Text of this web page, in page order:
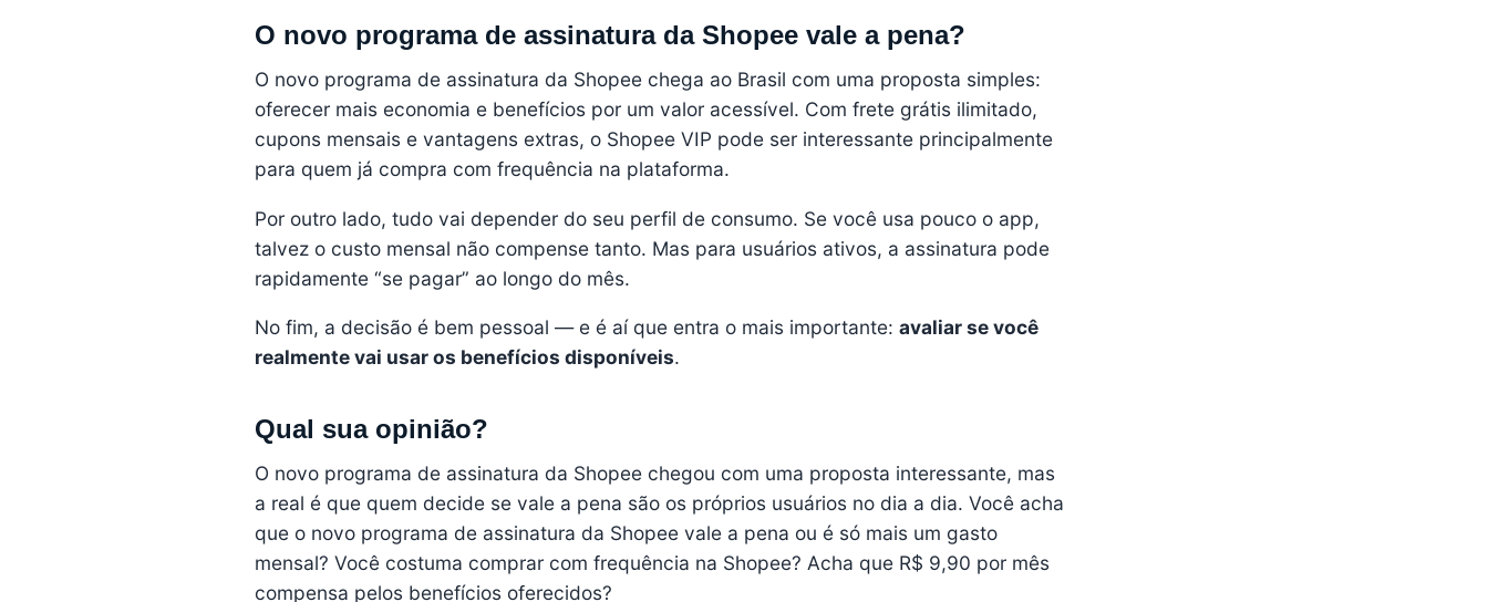
O novo programa de assinatura da Shopee vale a pena?
O novo programa de assinatura da Shopee chega ao Brasil com uma proposta simples:
oferecer mais economia e benefícios por um valor acessível. Com frete grátis ilimitado,
cupons mensais e vantagens extras, o Shopee VIP pode ser interessante principalmente
para quem já compra com frequência na plataforma.
Por outro lado, tudo vai depender do seu perfil de consumo. Se você usa pouco o app,
talvez o custo mensal não compense tanto. Mas para usuários ativos, a assinatura pode
rapidamente “se pagar” ao longo do mês.
No fim, a decisão é bem pessoal — e é aí que entra o mais importante: avaliar se você
realmente vai usar os benefícios disponíveis.
Qual sua opinião?
O novo programa de assinatura da Shopee chegou com uma proposta interessante, mas
a real é que quem decide se vale a pena são os próprios usuários no dia a dia. Você acha
que o novo programa de assinatura da Shopee vale a pena ou é só mais um gasto
mensal? Você costuma comprar com frequência na Shopee? Acha que R$ 9,90 por mês
compensa pelos benefícios oferecidos?